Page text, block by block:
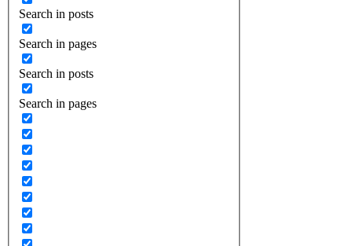
Search in posts
Search in pages
Search in posts
Search in pages